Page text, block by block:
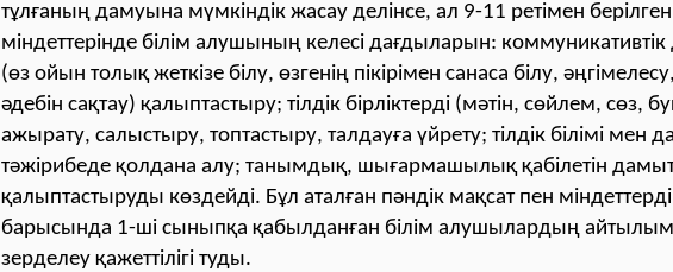
тұлғаның дамуына мүмкіндік жасау делінсе, ал 9-11 ретімен берілген
міндеттерінде білім алушының келесі дағдыларын:
(өз ойын толық жеткізе білу, өзгенің пікірімен санаса білу,
әдебін сақтау) қалыптастыру; тілдік бірліктерді (мәтін, сөйлем, сөз,
ажырату, салыстыру, топтастыру, талдауға үйрету; тілдік білімі мен
тәжірибеде қолдана алу; танымдық, шығармашылық қабілетін
қалыптастыруды көздейді. Бұл аталған пәндік мақсат пен
барысында 1-ші сыныпқа қабылданған білім алушылардың
зерделеу қажеттілігі туды.